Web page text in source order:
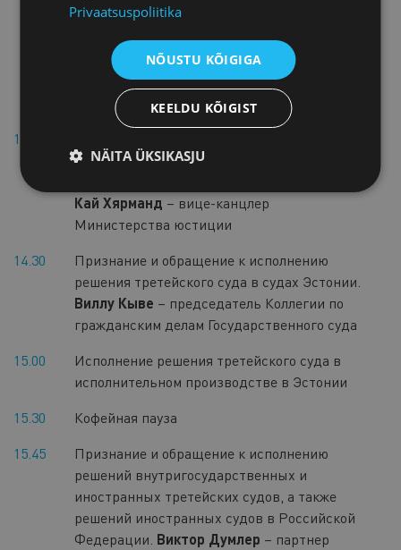
Ведущий:
Арбитражного суда ЭТПП, партнер
адвокатского бюро Triniti
14.00
третейскому судопроизводству – за и
Кай Хярманд – вице-канцлер
Министерства юстиции
14.30
Признание и обращение к исполнению
решения третейского суда в судах Эстонии.
Виллу Кыве – председатель Коллегии по
гражданским делам Государственного суда
15.00
Исполнение решения третейского суда в
исполнительном производстве в Эстонии
15.30
Кофейная пауза
15.45
Признание и обращение к исполнению
решений внутригосударственных и
иностранных третейских судов, а также
решений иностранных судов в Российской
Федерации. Виктор Думлер – партнер
Privaatsuspoliitika
NÕUSTU KÕIGIGA
KEELDU KÕIGIST
NÄITA ÜKSIKASJU